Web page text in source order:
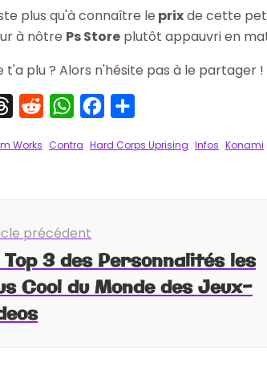
plus qu'à connaître le prixde cette
à nôtre Ps Store plutôt appauvri en
t'a plu ? Alors n'hésite pas à le partager !
ThreadsRedditWhatsAppFacebook
Works Contra Hard Corps Uprising Infos Konami
précédent
Top 3 des Personnalités les
Cool du Monde des Jeux-